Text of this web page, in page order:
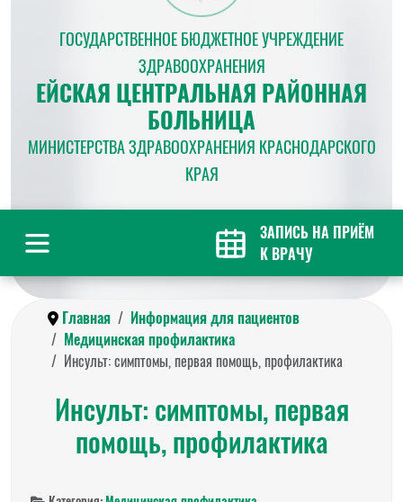
ГОСУДАРСТВЕННОЕ БЮДЖЕТНОЕ УЧРЕЖДЕНИЕ
ЗДРАВООХРАНЕНИЯ
ЕЙСКАЯ ЦЕНТРАЛЬНАЯ РАЙОННАЯ
БОЛЬНИЦА
МИНИСТЕРСТВА ЗДРАВООХРАНЕНИЯ КРАСНОДАРСКОГО
КРАЯ
ЗАПИСЬ НА ПРИЁМ
К ВРАЧУ
Главная
Информация для пациентов
Медицинская профилактика
Инсульт: симптомы, первая помощь, профилактика
Инсульт: симптомы, первая
помощь, профилактика